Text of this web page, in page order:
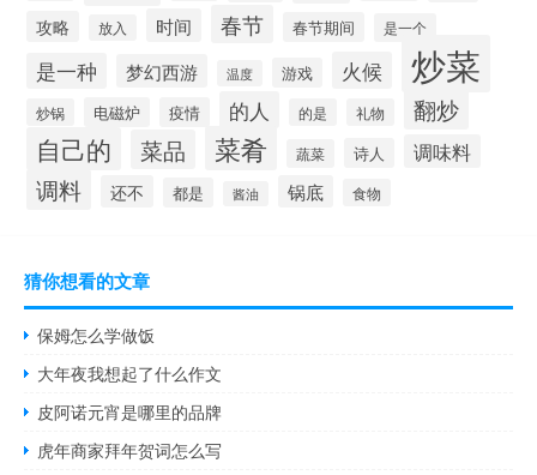
攻略 放入 时间 春节 春节期间 是一个
是一种 梦幻西游 温度 游戏 火候 炒菜
炒锅 电磁炉 疫情 的人 的是 礼物 翻炒
自己的 菜品 菜肴 蔬菜 诗人 调味料
调料 还不 都是 酱油 锅底 食物
猜你想看的文章
保姆怎么学做饭
大年夜我想起了什么作文
皮阿诺元宵是哪里的品牌
虎年商家拜年贺词怎么写